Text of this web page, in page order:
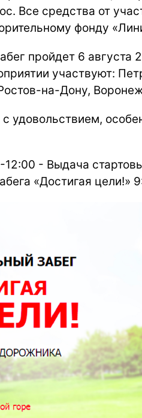
Все средства от
фонду
пройдет 6 августа
участвуют:
на-Дону,
удовольствием,
12:00 - Выдача
«Достигая цели!»